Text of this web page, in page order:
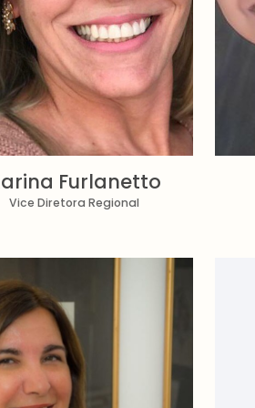
Furlanetto
Vice Diretora Regional